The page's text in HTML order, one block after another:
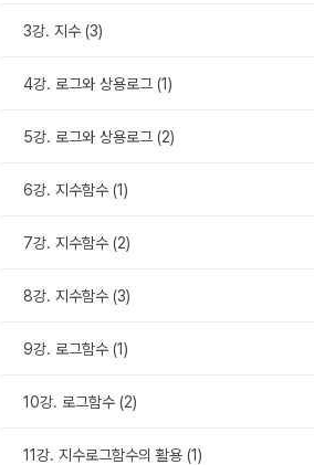
3강. 지수 (3)
4강. 로그와 상용로그 (1)
5강. 로그와 상용로그 (2)
6강. 지수함수 (1)
7강. 지수함수 (2)
8강. 지수함수 (3)
9강. 로그함수 (1)
10강. 로그함수 (2)
11강. 지수로그함수의 활용 (1)